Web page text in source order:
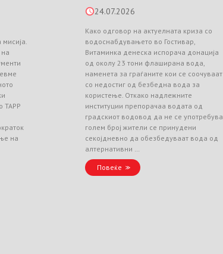
TAPP
на
24.07.2026
Како одговор на актуелната криза со
водоснабдувањето во Гостивар,
Витаминка денеска испорача донација
од околу 23 тони флаширана вода,
наменета за граѓаните кои се соочуваат
со недостиг од безбедна вода за
користење. Откако надлежните
институции препорачаа водата од
градскиот водовод да не се употребува,
голем број жители се принудени
секојдневно да обезбедуваат вода од
алтернативни …
Повеќе